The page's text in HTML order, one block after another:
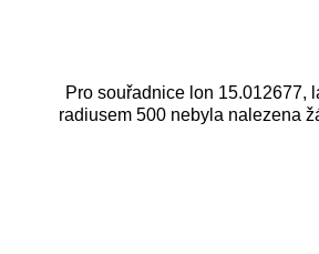
Pro souřadnice lon 15.012677,
radiusem 500 nebyla nalezena